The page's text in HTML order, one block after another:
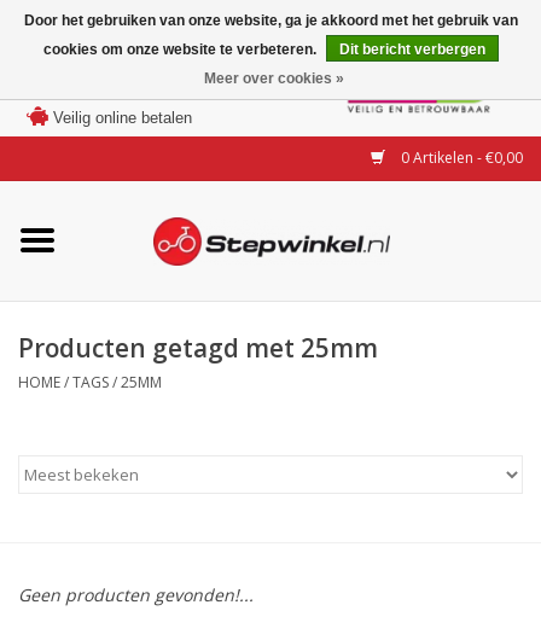
Veilig online betalen
0 Artikelen - €0,00
Merken
Modellen
Accessoires
Steps huren of uitproberen
Producten getagd met 25mm
HOME/TAGS/25MM
Geen producten gevonden!...
Door het gebruiken van onze website, ga je akkoord met het gebruik van
cookies om onze website te verbeteren.
Dit bericht verbergen
Meer over cookies »